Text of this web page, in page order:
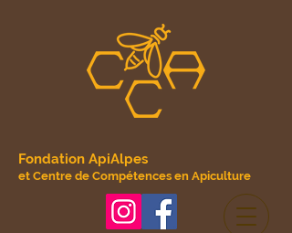
Fondation ApiAlpes
et Centre de Compétences en Apiculture